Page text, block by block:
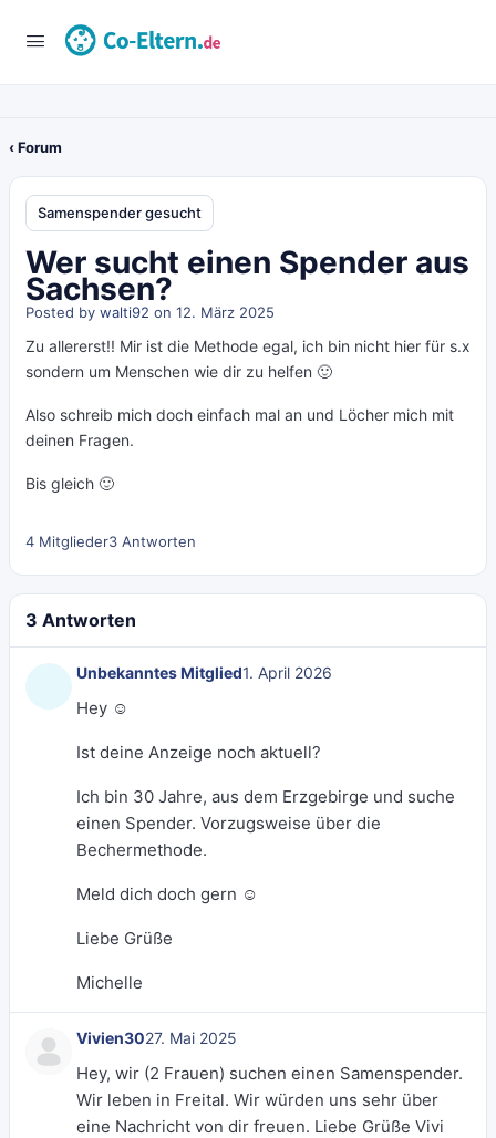
‹ Forum
Samenspender gesucht
Wer sucht einen Spender aus
Sachsen?
Posted by walti92 on 12. März 2025
Zu allererst!! Mir ist die Methode egal, ich bin nicht hier für s.x
sondern um Menschen wie dir zu helfen 🙂
Also schreib mich doch einfach mal an und Löcher mich mit
deinen Fragen.
Bis gleich 🙂
4 Mitglieder3 Antworten
3 Antworten
Unbekanntes Mitglied1. April 2026
Hey ☺️
Ist deine Anzeige noch aktuell?
Ich bin 30 Jahre, aus dem Erzgebirge und suche
einen Spender. Vorzugsweise über die
Bechermethode.
Meld dich doch gern ☺️
Liebe Grüße
Michelle
Vivien3027. Mai 2025
Hey, wir (2 Frauen) suchen einen Samenspender.
Wir leben in Freital. Wir würden uns sehr über
eine Nachricht von dir freuen. Liebe Grüße Vivi